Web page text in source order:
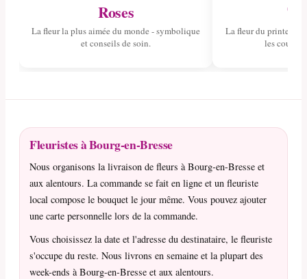
Roses
La fleur la plus aimée du monde - symbolique
et conseils de soin.
La fleur du
les
Fleuristes à Bourg-en-Bresse
Nous organisons la livraison de fleurs à Bourg-en-Bresse et
aux alentours. La commande se fait en ligne et un fleuriste
local compose le bouquet le jour même. Vous pouvez ajouter
une carte personnelle lors de la commande.
Vous choisissez la date et l'adresse du destinataire, le fleuriste
s'occupe du reste. Nous livrons en semaine et la plupart des
week-ends à Bourg-en-Bresse et aux alentours.